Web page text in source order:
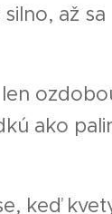
až
ako
keď